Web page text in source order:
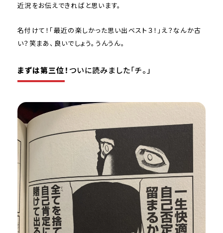
近況をお伝えできればと思います。
名付けて！「最近の楽しかった思い出ベスト３！」え？なんか古
い？笑まあ、良いでしょう。うんうん。
まずは第三位！ ついに読みました「チ。」